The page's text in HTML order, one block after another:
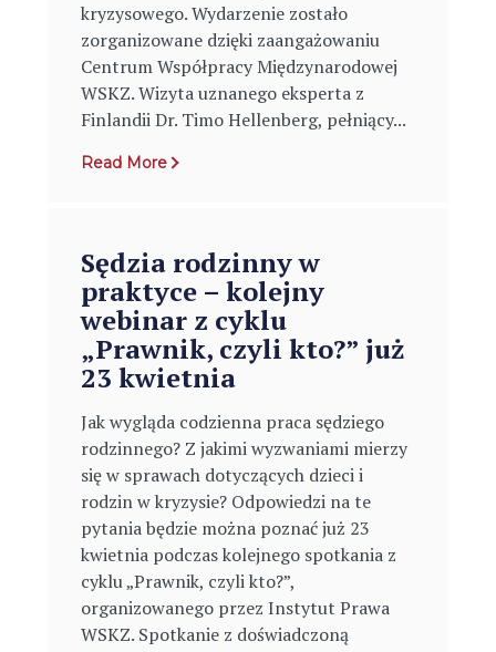
kryzysowego. Wydarzenie zostało
zorganizowane dzięki zaangażowaniu
Centrum Współpracy Międzynarodowej
WSKZ. Wizyta uznanego eksperta z
Finlandii Dr. Timo Hellenberg, pełniący...
Read More
Sędzia rodzinny w
praktyce – kolejny
webinar z cyklu
„Prawnik, czyli kto?” już
23 kwietnia
Jak wygląda codzienna praca sędziego
rodzinnego? Z jakimi wyzwaniami mierzy
się w sprawach dotyczących dzieci i
rodzin w kryzysie? Odpowiedzi na te
pytania będzie można poznać już 23
kwietnia podczas kolejnego spotkania z
cyklu „Prawnik, czyli kto?”,
organizowanego przez Instytut Prawa
WSKZ. Spotkanie z doświadczoną